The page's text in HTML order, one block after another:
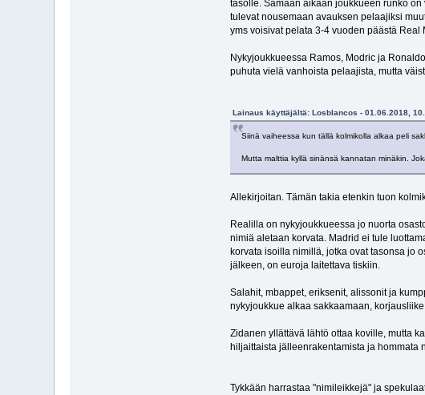
tasolle. Samaan aikaan joukkueen runko
tulevat nousemaan avauksen pelaajiksi
yms voisivat pelata 3-4 vuoden päästä
Nykyjoukkueessa Ramos, Modric ja
puhuta vielä vanhoista pelaajista, mutta
Lainaus käyttäjältä: Losblancos - 01.06.2018,
Siinä vaiheessa kun tällä kolmikolla alkaa peli
Mutta malttia kyllä sinänsä kannatan minäkin.
Allekirjoitan. Tämän takia etenkin tuon
Realilla on nykyjoukkueessa jo nuorta
nimiä aletaan korvata. Madrid ei tule
korvata isoilla nimillä, jotka ovat tasonsa jo
jälkeen, on euroja laitettava tiskiin.
Salahit, mbappet, eriksenit, alissonit ja
nykyjoukkue alkaa sakkaamaan,
Zidanen yllättävä lähtö ottaa koville, mutta
hiljaittaista jälleenrakentamista ja hommata
Tykkään harrastaa "nimileikkejä" ja